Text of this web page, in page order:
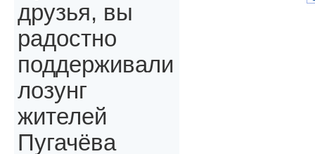
друзья, вы
радостно
поддерживали
лозунг
жителей
Пугачёва